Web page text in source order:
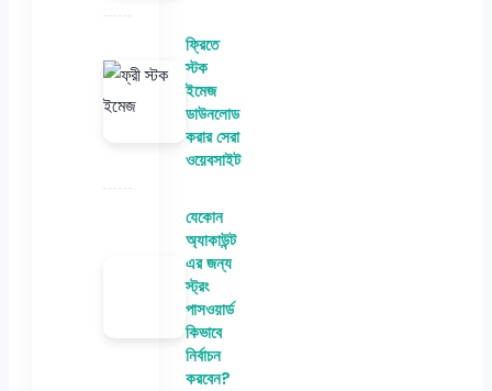
ফ্রিতে
স্টক
ইমেজ
ডাউনলোড
করার সেরা
ওয়েবসাইট
যেকোন
অ্যাকাউন্ট
এর জন্য
স্ট্রং
পাসওয়ার্ড
কিভাবে
নির্বাচন
করবেন?